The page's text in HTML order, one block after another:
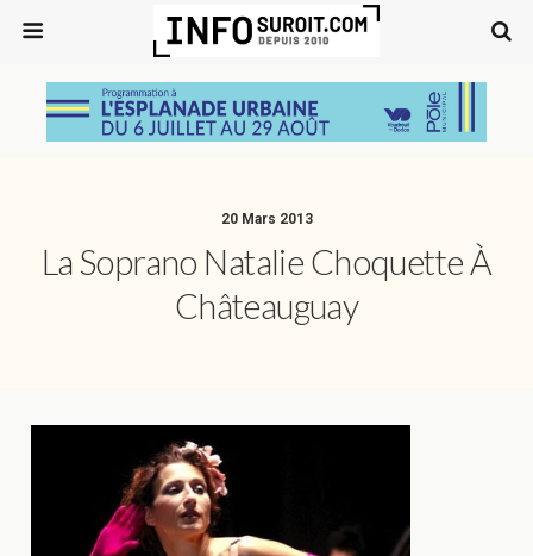
20 Mars 2013
La Soprano Natalie Choquette À
Châteauguay